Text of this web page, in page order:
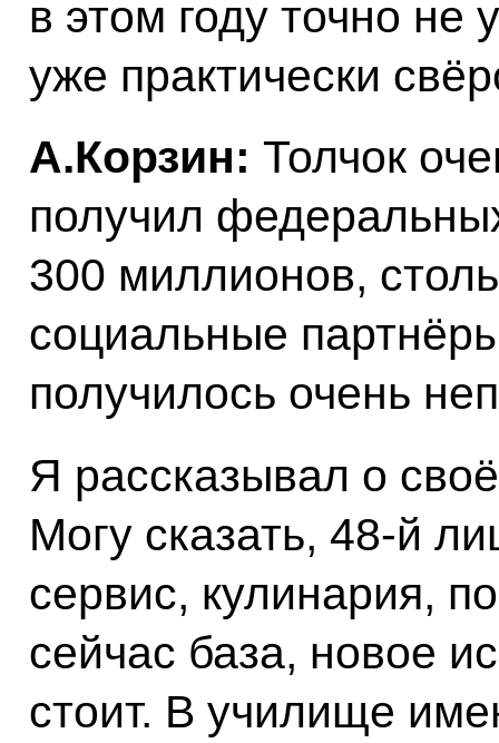
в этом году точно не
уже практически
А.Корзин: Толчок
получил
300 миллионов,
социальные
получилось очень
Я рассказывал о
Могу сказать, 48-й
сервис, кулинария,
сейчас база, новое
стоит. В училище